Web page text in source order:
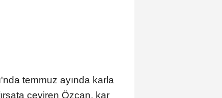
temmuz ayında karla
çeviren Özcan, kar